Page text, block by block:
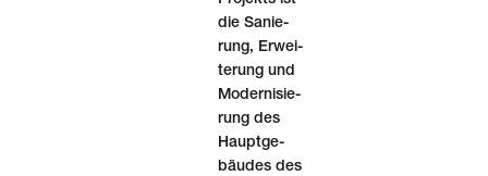
die Sanie­
rung, Erwei­
te­rung und
Moder­ni­sie­
rung des
Haupt­ge­
bäu­des des